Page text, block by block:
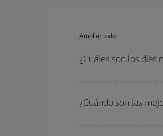
Ampliar todo
¿Cuáles son los días
quieres ir y en qué fechas
para que puedas encontrar
¿Cuándo son las